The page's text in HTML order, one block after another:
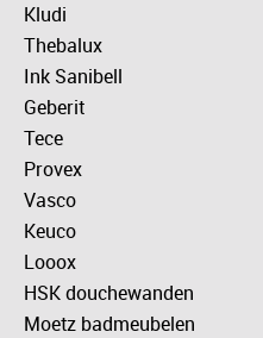
Kludi
Thebalux
Ink Sanibell
Geberit
Tece
Provex
Vasco
Keuco
Looox
HSK douchewanden
Moetz badmeubelen